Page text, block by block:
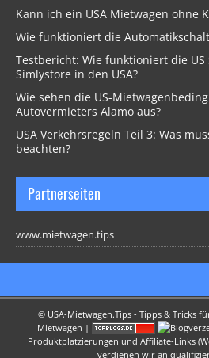
Kann ich ein USA Mietwagen ohne
Wie funktioniert die
Testbericht: Wie funktioniert die US
Simlystore in den USA?
Wie sehen die US-
Autovermieters Alamo aus?
USA Verkehrsregeln Teil 3: Was
beachten?
Partnerseiten
www.mietwagen.tips
© USA-Mietwagen.Tips - Tipps & Tricks
Mietwagen |
Produktplatzierungen und Affiliate-Links
verdienen wir an